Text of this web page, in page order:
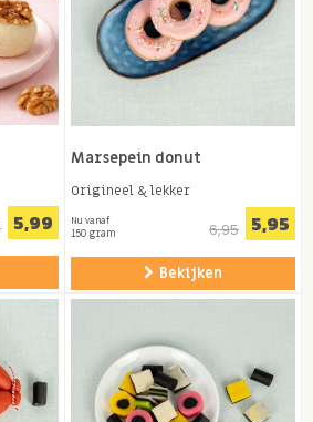
5,99
Marsepein donut
Origineel & lekker
Nu vanaf
150 gram 6,95 5,95
Bekijken